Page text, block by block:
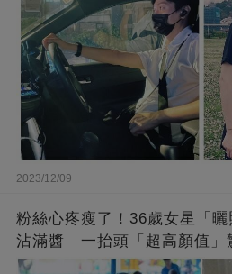
2023/12/09
粉絲心疼瘦了！36歲女星「
沾滿醬 一抬頭「超高顏值」
麗!